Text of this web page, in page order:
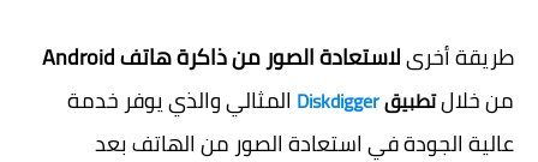
طريقة أخرىلاستعادة الصور من ذاكرة هاتف Android
من خلالتطبيقDiskdigger المثالي والذي يوفر خدمة
عالية الجودة في استعادة الصور من الهاتف بعد